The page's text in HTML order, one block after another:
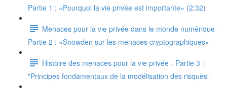
Partie 1 : «Pourquoi la vie privée est importante» (2:32)
Menaces pour la vie privée dans le monde numérique -
Partie 2 : «Snowden sur les menaces cryptographiques»
Histoire des menaces pour la vie privée - Partie 3 :
"Principes fondamentaux de la modélisation des risques"